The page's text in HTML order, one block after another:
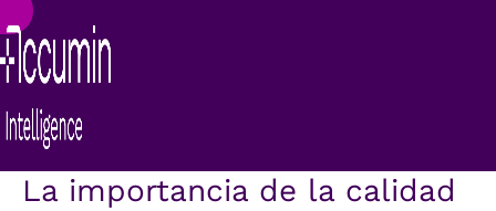
La importancia de la calidad